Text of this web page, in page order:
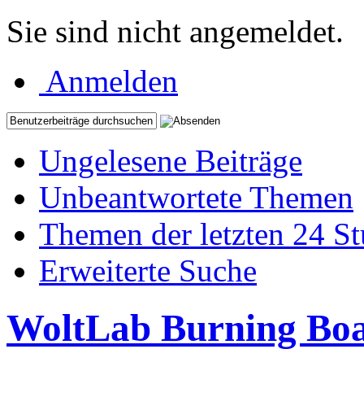
Sie sind nicht angemeldet.
Anmelden
Ungelesene Beiträge
Unbeantwortete Themen
Themen der letzten 24
Erweiterte Suche
WoltLab Burning